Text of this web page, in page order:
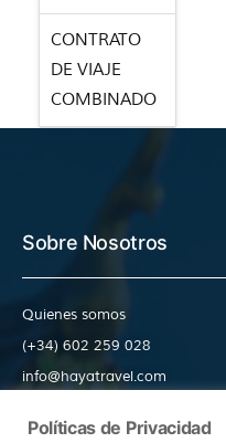
CONTRATO
DE VIAJE
COMBINADO
Sobre Nosotros
Quienes somos
(+34) 602 259 028
info@hayatravel.com
Políticas de Privacidad